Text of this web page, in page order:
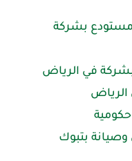
بشركة
الرياض
بتبوك